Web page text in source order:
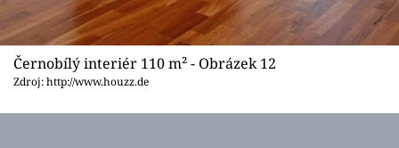
Černobílý interiér 110 m² - Obrázek 12
Zdroj: http://www.houzz.de